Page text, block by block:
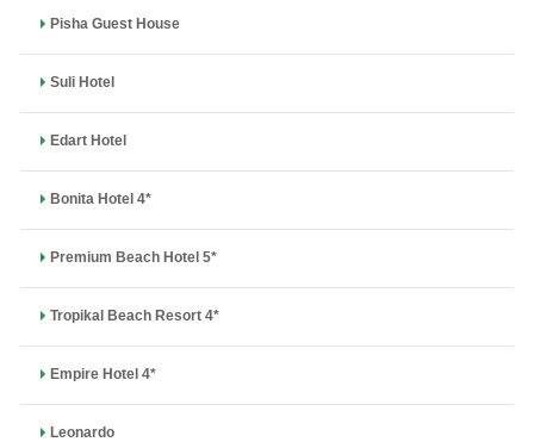
Pisha Guest House
Suli Hotel
Edart Hotel
Bonita Hotel 4*
Premium Beach Hotel 5*
Tropikal Beach Resort 4*
Empire Hotel 4*
Leonardo